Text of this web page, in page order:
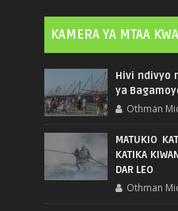
KAMERA YA MTAA
Hivi ndivyo
ya
Othman
MATUKIO
KATIKA
DAR LEO
Othman